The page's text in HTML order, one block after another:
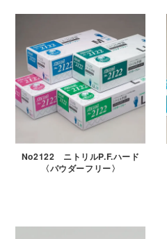
No2122 ニトリルP.F.ハード
〈パウダーフリー〉